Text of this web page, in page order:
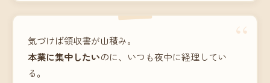
“
気づけば領収書が山積み。
本業に集中したいのに、いつも夜中に経理してい
る。